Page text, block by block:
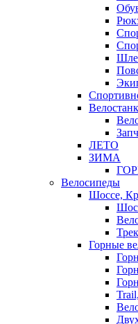
ЛЕТО
ЗИМА
Велосипеды
Шоссе,
Горные